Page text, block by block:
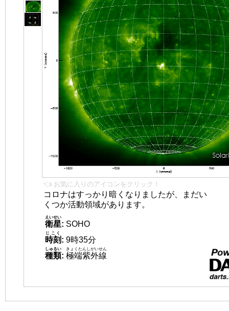
👈 お気に入りのアイコンをクリック！
コロナはすっかり暗くなりましたが、まだい
くつか活動領域があります。
衛星
えいせい
: SOHO
時刻
じこく
: 9時35分
種類
しゅるい
: 極端紫外線
きょくたんしがいせん